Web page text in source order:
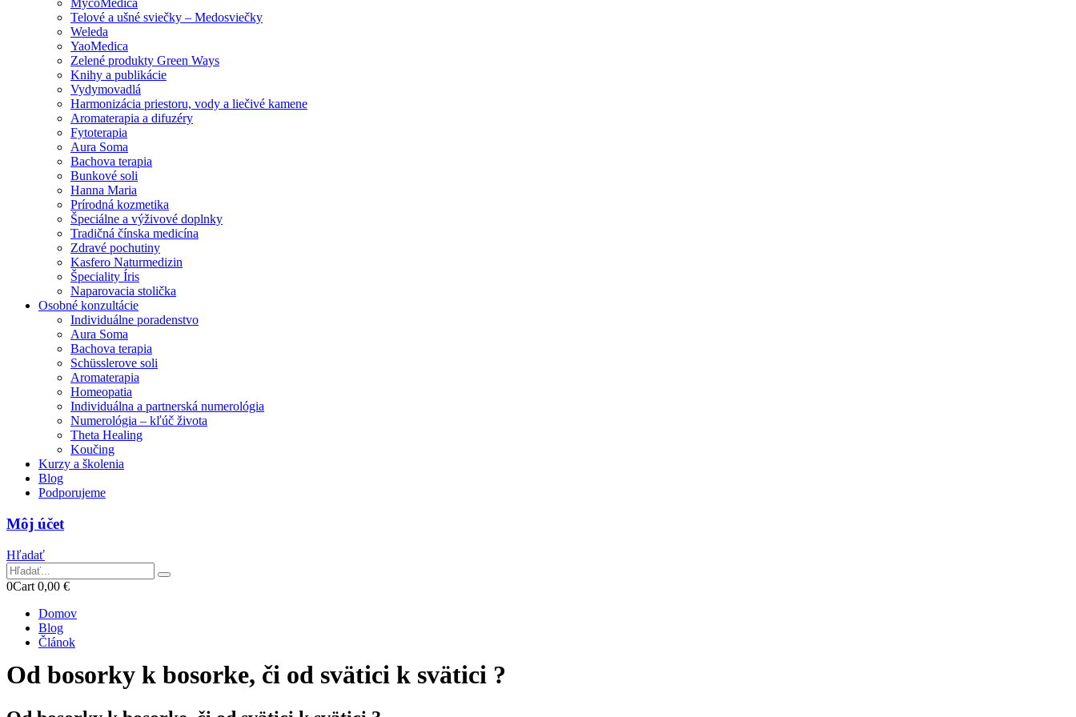
MycoMedica
Telové a ušné sviečky – Medosviečky
Weleda
YaoMedica
Zelené produkty Green Ways
Knihy a publikácie
Vydymovadlá
Harmonizácia priestoru, vody a liečivé kamene
Aromaterapia a difuzéry
Fytoterapia
Aura Soma
Bachova terapia
Bunkové soli
Hanna Maria
Prírodná kozmetika
Špeciálne a výživové doplnky
Tradičná čínska medicína
Zdravé pochutiny
Kasfero Naturmedizin
Špeciality Íris
Naparovacia stolička
Osobné konzultácie
Individuálne poradenstvo
Aura Soma
Bachova terapia
Schüsslerove soli
Aromaterapia
Homeopatia
Individuálna a partnerská numerológia
Numerológia – kľúč života
Theta Healing
Koučing
Kurzy a školenia
Blog
Podporujeme
Môj účet
Hľadať
0Cart 0,00 €
Domov
Blog
Článok
Od bosorky k bosorke, či od svätici k svätici ?